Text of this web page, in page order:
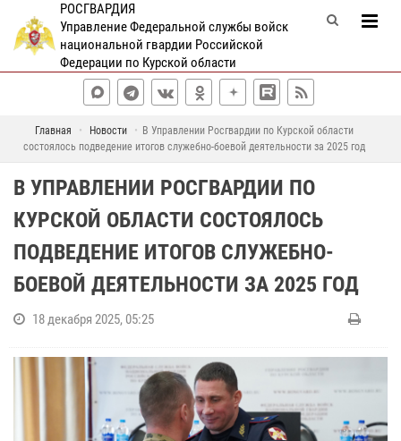
РОСГВАРДИЯ
Управление Федеральной службы войск
национальной гвардии Российской
Федерации по Курской области
Главная Новости
В Управлении Росгвардии по Курской области
состоялось подведение итогов служебно-боевой деятельности за 2025 год
В УПРАВЛЕНИИ РОСГВАРДИИ ПО
КУРСКОЙ ОБЛАСТИ СОСТОЯЛОСЬ
ПОДВЕДЕНИЕ ИТОГОВ СЛУЖЕБНО-
БОЕВОЙ ДЕЯТЕЛЬНОСТИ ЗА 2025 ГОД
18 декабря 2025, 05:25